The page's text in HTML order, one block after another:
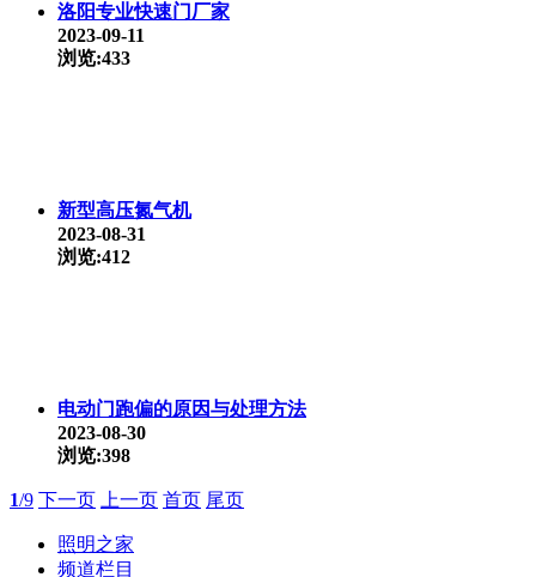
洛阳专业快速门厂家
2023-09-11
浏览:433
新型高压氮气机
2023-08-31
浏览:412
电动门跑偏的原因与处理方法
2023-08-30
浏览:398
1/9 下一页 上一页 首页 尾页
照明之家
频道栏目